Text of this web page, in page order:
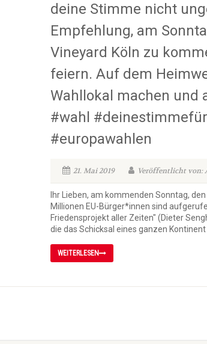
deine Stimme nicht
Empfehlung, am
Vineyard Köln zu
feiern. Auf dem
Wahllokal machen und
#wahl
#europawahlen
21. Mai 2019 Veröffentlicht von:
Ihr Lieben, am kommenden Sonntag,
Millionen EU-Bürger*innen sind
Friedensprojekt aller Zeiten" (Dieter
die das Schicksal eines ganzen
WEITERLESEN